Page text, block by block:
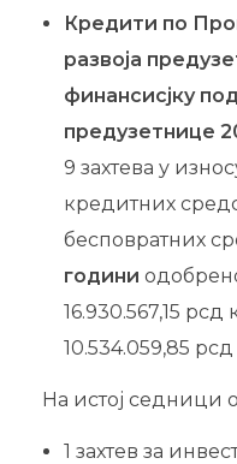
Кредити по
развоја
финансисјку
предузетнице
9 захтева у
кредитних
бесповратних
години
16.930.567,15
10.534.059,85
На истој седници
1 захтев за